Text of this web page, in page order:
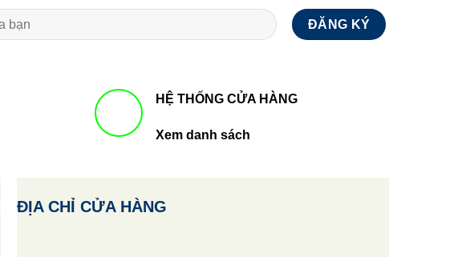
HỆ THỐNG CỬA HÀNG
Xem danh sách
ĐỊA CHỈ CỬA HÀNG